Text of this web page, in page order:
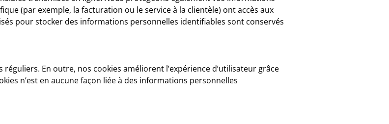
(par exemple, la facturation ou le service à la clientèle) ont accès aux
pour stocker des informations personnelles identifiables sont conservés
En outre, nos cookies améliorent l’expérience d’utilisateur grâce
n’est en aucune façon liée à des informations personnelles